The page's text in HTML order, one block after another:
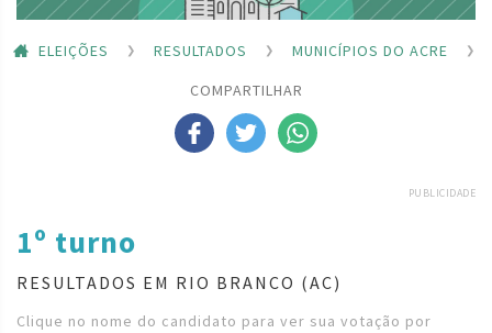
ELEIÇÕES RESULTADOS
MUNICÍPIOS DO ACRE
COMPARTILHAR
PUBLICIDADE
1º turno
RESULTADOS EM RIO BRANCO (AC)
Clique no nome do candidato para ver sua votação por